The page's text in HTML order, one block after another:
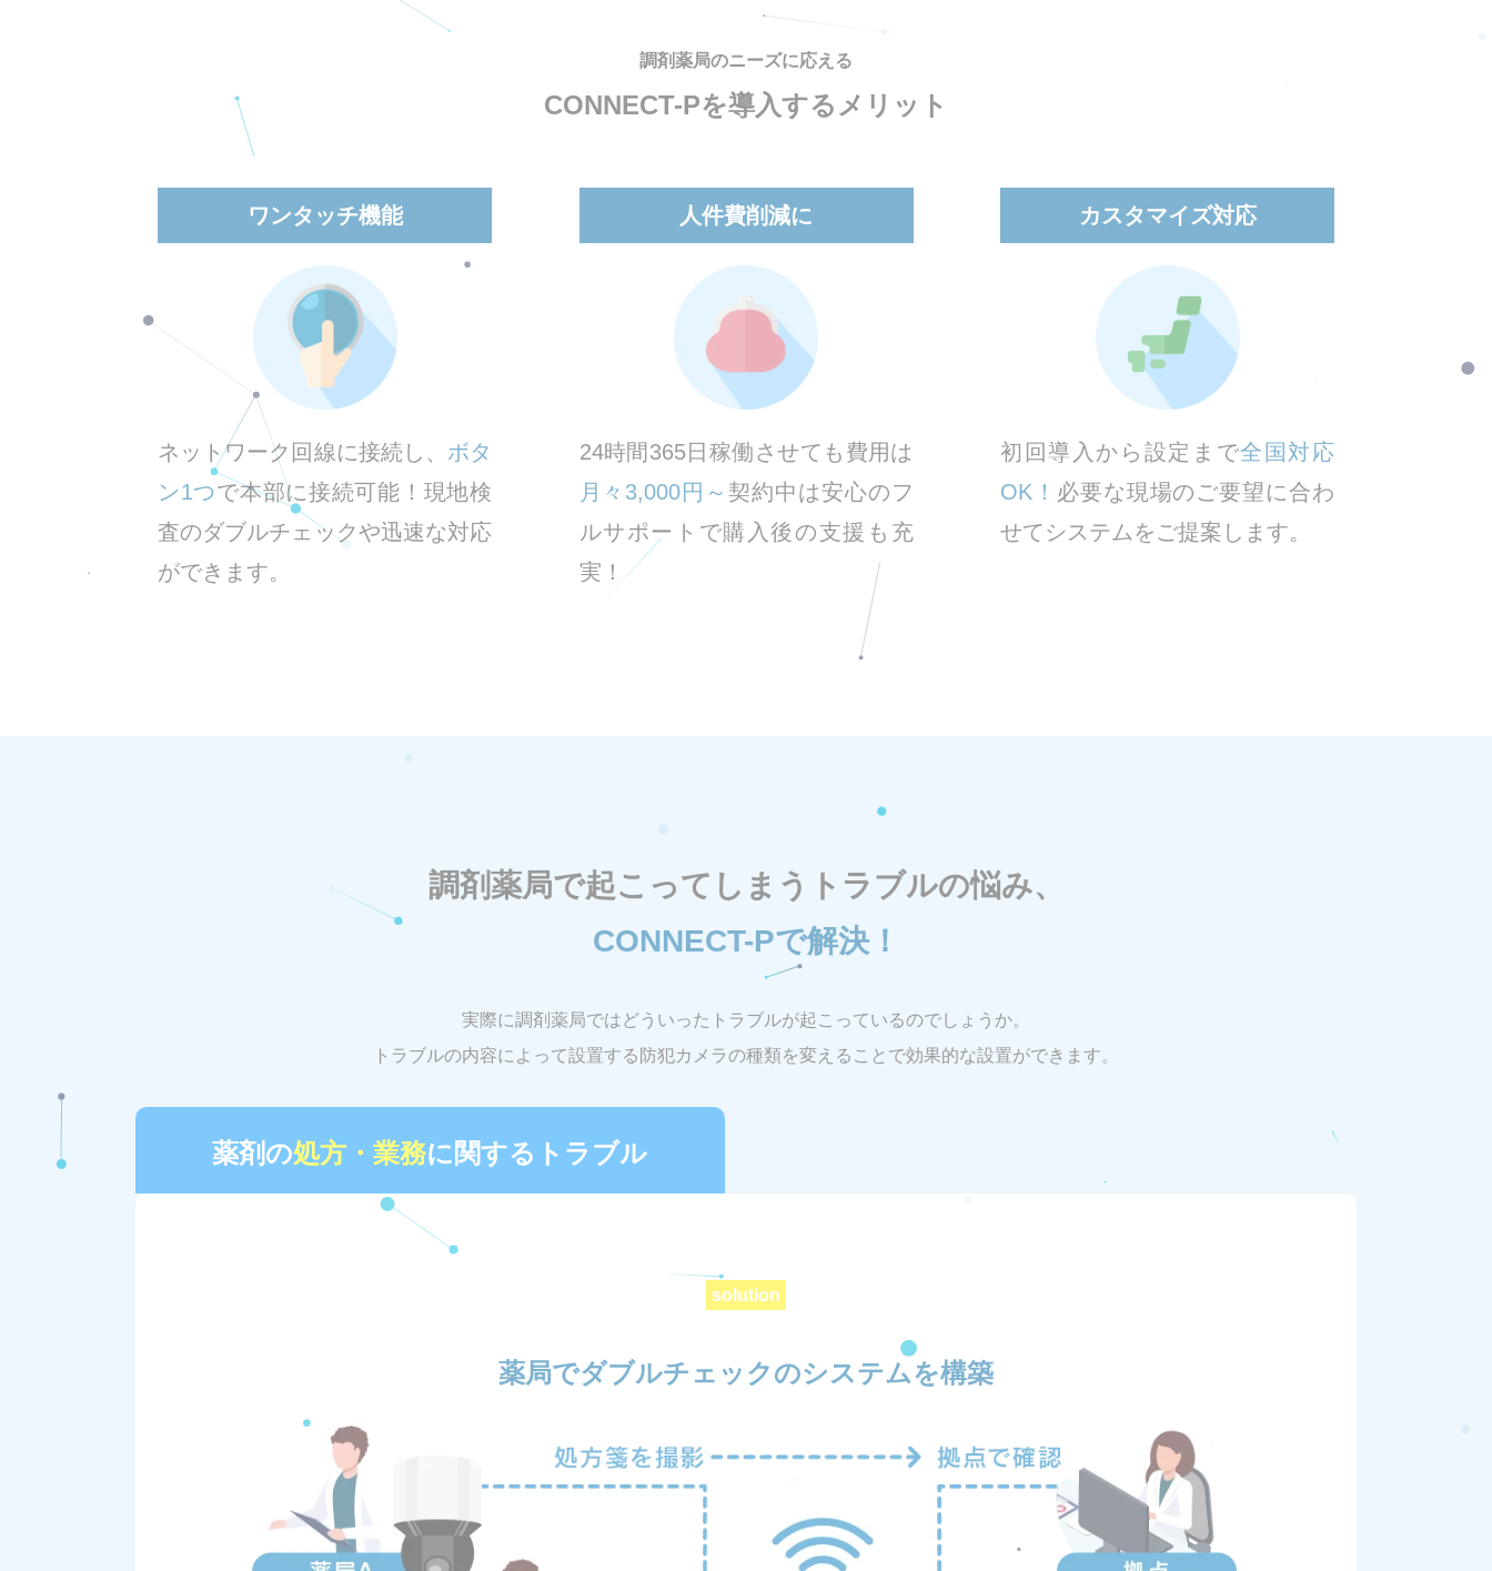
調剤薬局のニーズに応える
CONNECT-Pを導入するメリット
ワンタッチ機能
ネットワーク回線に接続し、 ボタ
ン1つで本部に接続可能！現地検
査のダブルチェックや迅速な対応
ができます。
人件費削減に
24時間365日稼働させても費用は
月々3,000円～ 契約中は安心のフ
ルサポートで購入後の支援も充
実！
カスタマイズ対応
初回導入から設定まで全国対応
OK！ 必要な現場のご要望に合わ
せてシステムをご提案します。
調剤薬局で起こってしまうトラブルの悩み、
CONNECT-Pで解決！
実際に調剤薬局ではどういったトラブルが起こっているのでしょうか。
トラブルの内容によって設置する防犯カメラの種類を変えることで効果的な設置ができます。
薬剤の処方・業務に関するトラブル
solution
薬局でダブルチェックのシステムを構築